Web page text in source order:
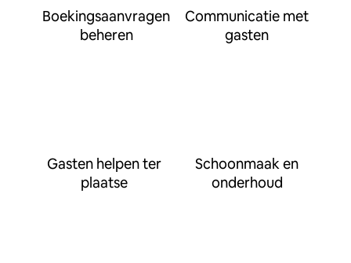
Boekingsaanvragen
beheren
Communicatie met
gasten
Gasten helpen ter
plaatse
Schoonmaak en
onderhoud